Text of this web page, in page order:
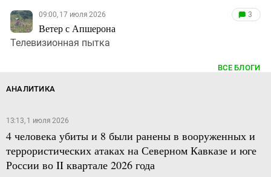
09:00, 17 июля 2026
Ветер с Апшерона
3
Телевизионная пытка
ВСЕ БЛОГИ
АНАЛИТИКА
13:13, 1 июля 2026
4 человека убиты и 8 были ранены в вооруженных и
террористических атаках на Северном Кавказе и юге
России во II квартале 2026 года